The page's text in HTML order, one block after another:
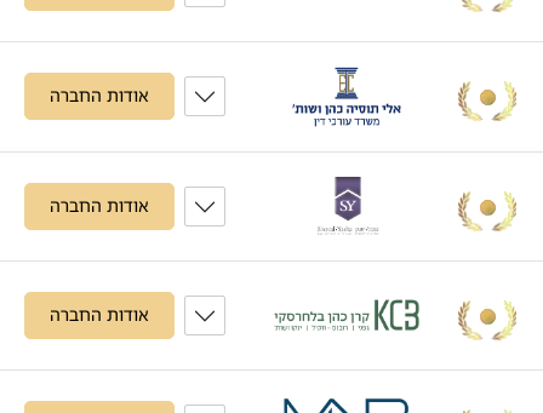
אודות החברה
אודות החברה
אודות החברה